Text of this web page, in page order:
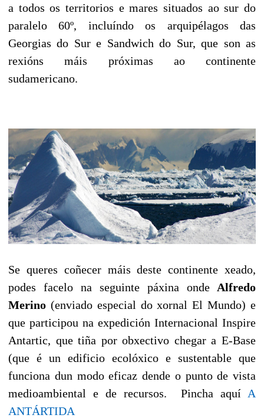
a todos os territorios e mares situados ao sur do
paralelo 60º, incluíndo os arquipélagos das
Georgias do Sur e Sandwich do Sur, que son as
rexións máis próximas ao continente
sudamericano.
Se queres coñecer máis deste continente xeado,
podes facelo na seguinte páxina onde Alfredo
Merino (enviado especial do xornal El Mundo) e
que participou na expedición Internacional Inspire
Antartic, que tiña por obxectivo chegar a E-Base
(que é un edificio ecolóxico e sustentable que
funciona dun modo eficaz dende o punto de vista
medioambiental e de recursos. Pincha aquí A
ANTÁRTIDA